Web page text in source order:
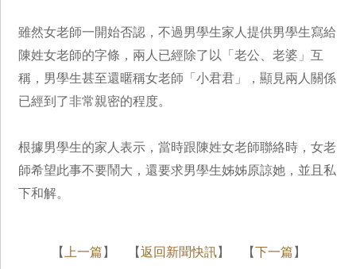
雖然女老師一開始否認，不過男學生家人提供男學生寫給
陳姓女老師的字條，兩人已經除了以「老公、老婆」互
稱，男學生甚至還暱稱女老師「小君君」，顯見兩人關係
已經到了非常親密的程度。
根據男學生的家人表示，當時跟陳姓女老師聯絡時，女老
師希望此事不要鬧大，還要求男學生姊姊原諒她，並且私
下和解。
【 上一篇 】 【返回新聞快訊】 【下一篇 】